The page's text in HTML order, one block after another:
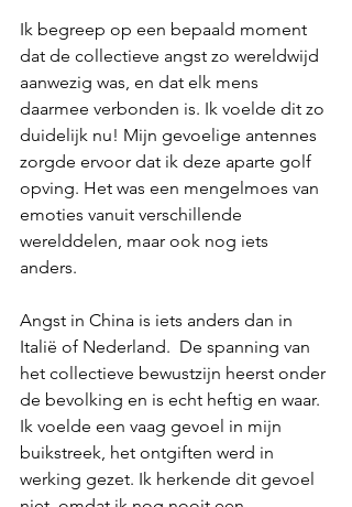
Ik begreep op een bepaald moment
dat de collectieve angst zo wereldwijd
aanwezig was, en dat elk mens
daarmee verbonden is. Ik voelde dit zo
duidelijk nu! Mijn gevoelige antennes
zorgde ervoor dat ik deze aparte golf
opving. Het was een mengelmoes van
emoties vanuit verschillende
werelddelen, maar ook nog iets
anders.
Angst in China is iets anders dan in
Italië of Nederland.  De spanning van
het collectieve bewustzijn heerst onder
de bevolking en is echt heftig en waar.
Ik voelde een vaag gevoel in mijn
buikstreek, het ontgiften werd in
werking gezet. Ik herkende dit gevoel